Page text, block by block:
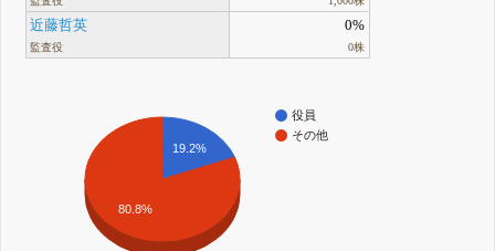
近藤哲英
監査役
0%
0株
役員
その他
19.2%
80.8%